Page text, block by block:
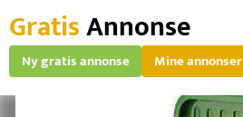
GratisAnnonse
Ny gratis annonse Mine annonser